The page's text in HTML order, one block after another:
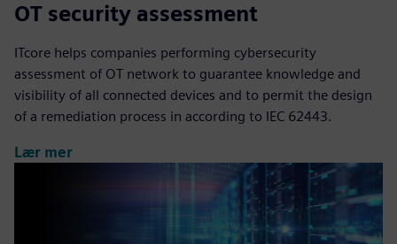
OT security assessment
ITcore helps companies performing cybersecurity
assessment of OT network to guarantee knowledge and
visibility of all connected devices and to permit the design
of a remediation process in according to IEC 62443.
Lær mer